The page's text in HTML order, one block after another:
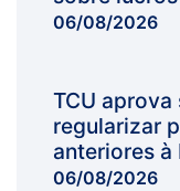
06/08/2026
TCU
regularizar
anteriores
06/08/2026